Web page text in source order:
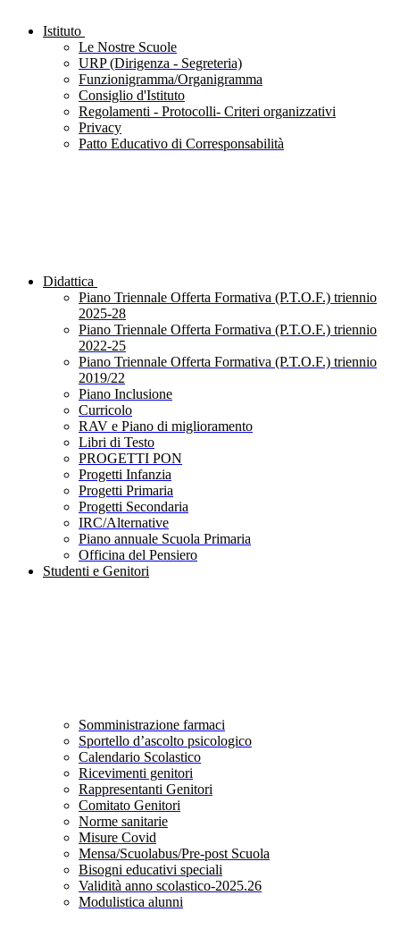
Istituto
Le Nostre Scuole
URP (Dirigenza - Segreteria)
Funzionigramma/Organigramma
Consiglio d'Istituto
Regolamenti - Protocolli- Criteri organizzativi
Privacy
Patto Educativo di Corresponsabilità
Didattica
Piano Triennale Offerta Formativa (P.T.O.F.) triennio
2025-28
Piano Triennale Offerta Formativa (P.T.O.F.) triennio
2022-25
Piano Triennale Offerta Formativa (P.T.O.F.) triennio
2019/22
Piano Inclusione
Curricolo
RAV e Piano di miglioramento
Libri di Testo
PROGETTI PON
Progetti Infanzia
Progetti Primaria
Progetti Secondaria
IRC/Alternative
Piano annuale Scuola Primaria
Officina del Pensiero
Studenti e Genitori
Somministrazione farmaci
Sportello d’ascolto psicologico
Calendario Scolastico
Ricevimenti genitori
Rappresentanti Genitori
Comitato Genitori
Norme sanitarie
Misure Covid
Mensa/Scuolabus/Pre-post Scuola
Bisogni educativi speciali
Validità anno scolastico-2025.26
Modulistica alunni